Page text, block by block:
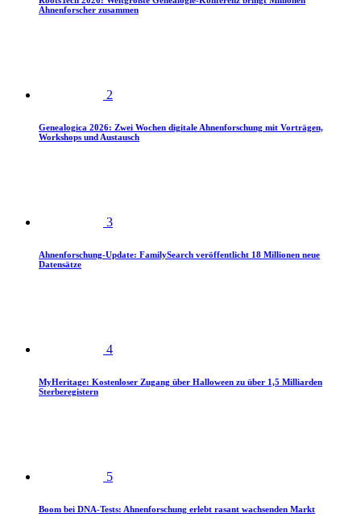
Ahnenforscher zusammen
2
Genealogica 2026: Zwei Wochen digitale Ahnenforschung mit Vorträgen,
Workshops und Austausch
3
Ahnenforschung-Update: FamilySearch veröffentlicht 18 Millionen neue
Datensätze
4
MyHeritage: Kostenloser Zugang über Halloween zu über 1,5 Milliarden
Sterberegistern
5
Boom bei DNA-Tests: Ahnenforschung erlebt rasant wachsenden Markt